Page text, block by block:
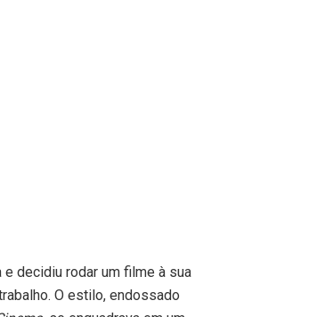
decidiu rodar um filme à sua
O estilo, endossado